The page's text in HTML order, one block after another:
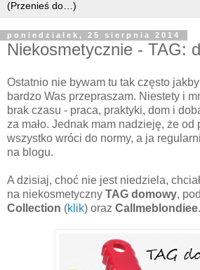
poniedziałek, 25 sierpnia 2014
Niekosmetycznie - TAG:
Ostatnio nie bywam tu tak często
bardzo Was przepraszam. Niestety i
brak czasu - praca, praktyki, dom i
za mało. Jednak mam nadzieję, że od
wszystko wróci do normy, a ja
na blogu.
A dzisiaj, choć nie jest niedziela,
na niekosmetyczny TAG domowy,
Collection (klik) oraz Callmeblondiee.